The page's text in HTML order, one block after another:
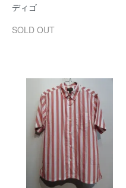
ディゴ
SOLD OUT